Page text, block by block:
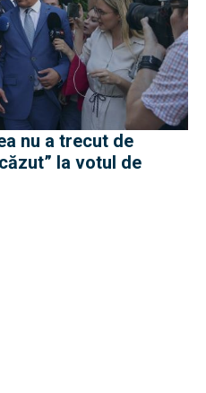
nu a trecut de
la votul de